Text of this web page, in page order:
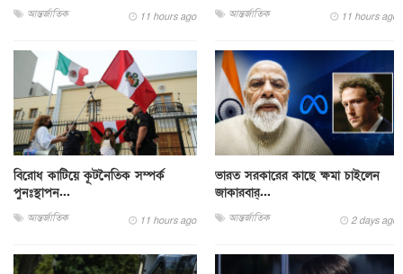
আন্তর্জাতিক 11 hours ago আন্তর্জাতিক 11 hours ago
বিরোধ কাটিয়ে কূটনৈতিক সম্পর্ক
পুনঃস্থাপন...
আন্তর্জাতিক 11 hours ago
ভারত সরকারের কাছে ক্ষমা চাইলেন
জাকারবার্...
আন্তর্জাতিক 2 days ago